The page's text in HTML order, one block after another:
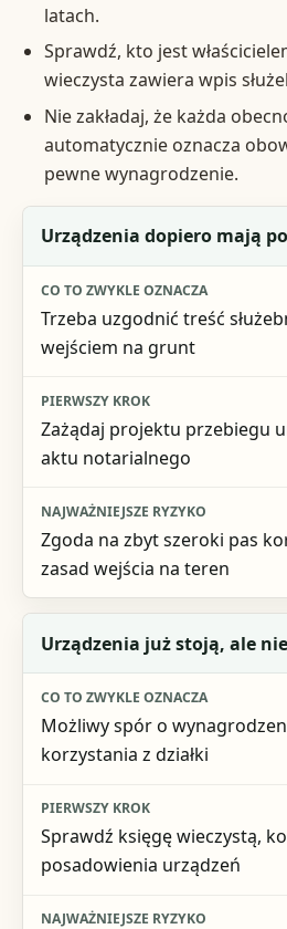
latach.
Sprawdź, kto jest
wieczysta zawiera wpis
Nie zakładaj, że każda
automatycznie oznacza
pewne wynagrodzenie.
Sytuacja
Co to zwykle oznacza
Pierwszy krok
Urządzenia dopiero mają
Trzeba uzgodnić treść
wejściem na grunt
Zażądaj projektu przebiegu
aktu notarialnego
Zgoda na zbyt szeroki pas
zasad wejścia na teren
Urządzenia już stoją, ale
Możliwy spór o
korzystania z działki
Sprawdź księgę wieczystą,
posadowienia urządzeń